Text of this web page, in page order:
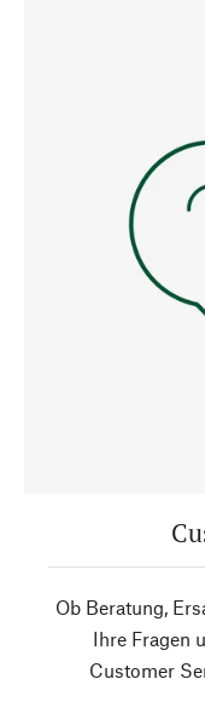
Ob Beratung,
Ihre Fragen
Customer